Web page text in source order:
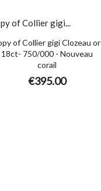
of Collier gigi Clozeau or
18ct- 750/000 - Nouveau
corail
€395.00